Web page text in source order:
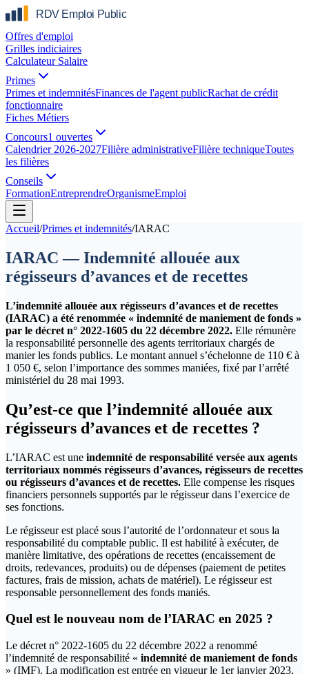
Offres d'emploi
Grilles indiciaires
Calculateur Salaire
Primes
Primes et indemnitésFinances de l'agent publicRachat de crédit
fonctionnaire
Fiches Métiers
Concours1 ouvertes
Calendrier 2026-2027Filière administrativeFilière techniqueToutes
les filières
Conseils
FormationEntreprendreOrganismeEmploi
Accueil/Primes et indemnités/IARAC
IARAC — Indemnité allouée aux
régisseurs d’avances et de recettes
L’indemnité allouée aux régisseurs d’avances et de recettes
(IARAC) a été renommée « indemnité de maniement de fonds »
par le décret n° 2022-1605 du 22 décembre 2022. Elle rémunère
la responsabilité personnelle des agents territoriaux chargés de
manier les fonds publics. Le montant annuel s’échelonne de 110 € à
1 050 €, selon l’importance des sommes maniées, fixé par l’arrêté
ministériel du 28 mai 1993.
Qu’est-ce que l’indemnité allouée aux
régisseurs d’avances et de recettes ?
L’IARAC est une indemnité de responsabilité versée aux agents
territoriaux nommés régisseurs d’avances, régisseurs de recettes
ou régisseurs d’avances et de recettes. Elle compense les risques
financiers personnels supportés par le régisseur dans l’exercice de
ses fonctions.
Le régisseur est placé sous l’autorité de l’ordonnateur et sous la
responsabilité du comptable public. Il est habilité à exécuter, de
manière limitative, des opérations de recettes (encaissement de
droits, redevances, produits) ou de dépenses (paiement de petites
factures, frais de mission, achats de matériel). Le régisseur est
responsable personnellement des fonds maniés.
Quel est le nouveau nom de l’IARAC en 2025 ?
Le décret n° 2022-1605 du 22 décembre 2022 a renommé
l’indemnité de responsabilité « indemnité de maniement de fonds
» (IMF). La modification est entrée en vigueur le 1er janvier 2023,